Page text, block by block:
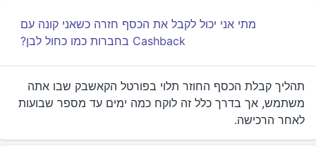
מתי אני יכול לקבל את הכסף חזרה כשאני קונה עם
Cashback בחברות כמו כחול לבן?
תהליך קבלת הכסף החוזר תלוי בפורטל הקאשבק שבו אתה
משתמש, אך בדרך כלל זה לוקח כמה ימים עד מספר שבועות
לאחר הרכישה.